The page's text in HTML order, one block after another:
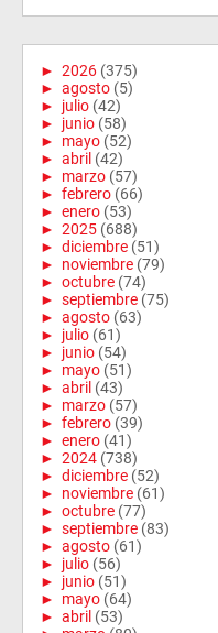
► 2026 (375)
► agosto (5)
► julio (42)
► junio (58)
► mayo (52)
► abril (42)
► marzo (57)
► febrero (66)
► enero (53)
► 2025 (688)
► diciembre (51)
► noviembre (79)
► octubre (74)
► septiembre (75)
► agosto (63)
► julio (61)
► junio (54)
► mayo (51)
► abril (43)
► marzo (57)
► febrero (39)
► enero (41)
► 2024 (738)
► diciembre (52)
► noviembre (61)
► octubre (77)
► septiembre (83)
► agosto (61)
► julio (56)
► junio (51)
► mayo (64)
► abril (53)